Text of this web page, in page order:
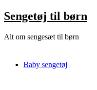
Skip
to
Sengetøj til børn
Alt om sengesæt til børn
Baby sengetøj